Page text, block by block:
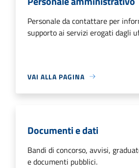
Personale da contattare per
supporto ai servizi erogati dagli
VAI ALLA PAGINA
Documenti e dati
Bandi di concorso, avvisi,
e documenti pubblici.